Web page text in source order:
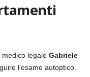
medico legale Gabriele
l’esame autoptico.